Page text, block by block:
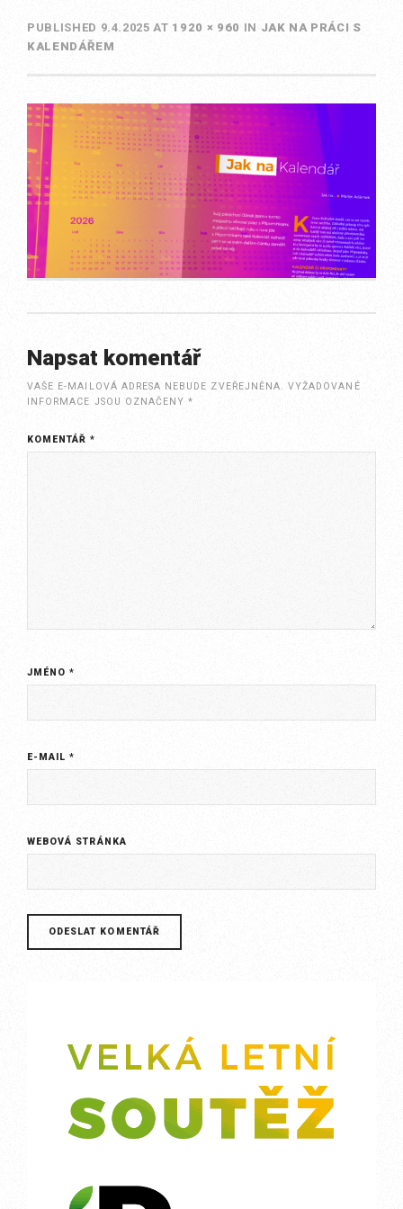
PUBLISHED 9.4.2025 AT 1920 × 960 IN JAK NA PRÁCI S
KALENDÁŘEM
Napsat komentář
VAŠE E-MAILOVÁ ADRESA NEBUDE ZVEŘEJNĚNA. VYŽADOVANÉ
INFORMACE JSOU OZNAČENY*
KOMENTÁŘ*
JMÉNO*
E-MAIL*
WEBOVÁ STRÁNKA